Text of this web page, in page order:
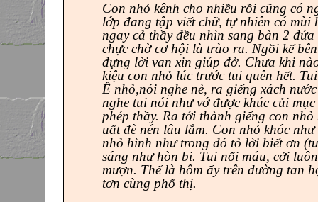
Con nhỏ kênh cho nhiều rồi cũng có
lớp đang tập viết chữ, tự nhiên có
ngay cả thầy đều nhìn sang bàn 2
chực chờ cơ hội là trào ra. Ngồi kế
đựng lời van xin giúp đở. Chưa khi
kiệu con nhỏ lúc trước tui quên hết.
Ê nhỏ,nói nghe nè, ra giếng xách
nghe tui nói như vớ được khúc củi
phép thầy. Ra tới thành giếng con
uất đè nén lâu lắm. Con nhỏ khóc
nhỏ hình như trong đó tỏ lời biết ơn
sáng như hòn bi. Tui nổi máu, cởi
mượn. Thế là hôm ấy trên đường tan
tơn cùng phố thị.